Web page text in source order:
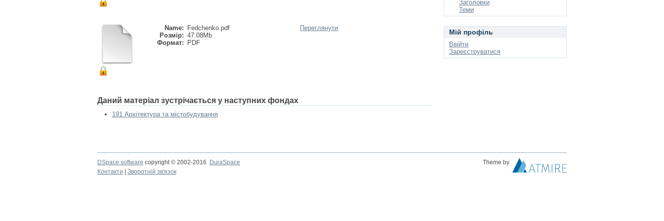
Name:
Fedchenko.pdf
Розмір: 47.08Mb
Формат:
PDF
Переглянути
Даний матеріал зустрічається у наступних фондах
191 Архітектура та містобудування
Заголовки
Теми
Мій профіль
Ввійти
Зареєструватися
DSpace software copyright © 2002-2016 DuraSpace
Theme by
Контакти
Зворотній зв'язок